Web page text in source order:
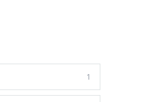
1